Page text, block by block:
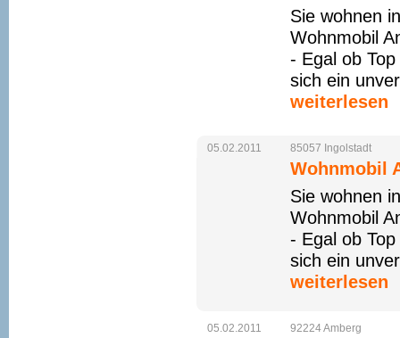
Sie wohnen
Wohnmobil
- Egal ob
sich ein
weiterlesen
05.02.2011 85057 Ingolstadt
Wohnmobil
Sie wohnen
Wohnmobil
- Egal ob
sich ein
weiterlesen
05.02.2011 92224Amberg